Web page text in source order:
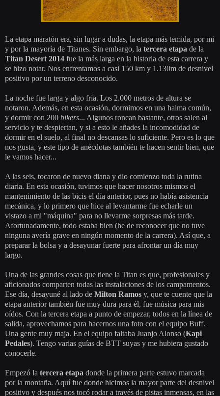
La etapa maratón era, sin lugar a dudas, la etapa más temida, por mi
y por la mayoría de Titanes. Sin embargo, la tercera etapa de la
Titan Desert 2014 fue la más larga en la historia de esta carrera y
se hizo notar. Nos enfrentamos a casi 150 km y 1.130m de desnivel
positivo por un terreno desconocido.
La noche fue larga y algo fría. Los 2.000 metros de altura se
notaron. Además, en esta ocasión, dormimos en una haima común,
y dormir con 200 bikers... Algunos roncan bastante, otros salen al
servicio y te despiertan, y si a esto le añades la incomodidad de
dormir en el suelo, al final no descansas lo suficiente. Pero es lo que
nos gusta, y este tipo de anécdotas también te hacen sentir bien, que
le vamos hacer...
A las seis, tocaron de nuevo diana y dio comienzo toda la rutina
diaria. En esta ocasión, tuvimos que hacer nosotros mismos el
mantenimiento de las bicis el día anterior, pues no había asistencia
mecánica, y lo primero que hice al levantarme fue echarle un
vistazo a mi "máquina" para no llevarme sorpresas más tarde.
Afortunadamente, todo estaba bien (he de reconocer que no tuve
ninguna avería grave en ningún momento de la carrera). Así que, a
preparar la bolsa y a desayunar fuerte para afrontar un día muy
largo.
Una de las grandes cosas que tiene la Titan es que, profesionales y
aficionados comparten todas las instalaciones de los campamentos.
Ese día, desayuné al lado de Milton Ramos y, que te cuente que la
etapa anterior también fue muy dura para él, fue música para mis
oídos. Con la tercera etapa a punto de empezar, todos en la línea de
salida, aprovechamos para hacernos una foto con el equipo Buff.
Una gente muy maja. En el equipo faltaba Juanjo Alonso (Kapi
Pedales). Tengo varias guías de BTT suyas y me hubiera gustado
conocerle.
Empezó la tercera etapa donde la primera parte estuvo marcada
por la montaña. Aquí fue donde hicimos la mayor parte del desnivel
positivo y después nos tocó rodar a través de pistas inmensas, en las